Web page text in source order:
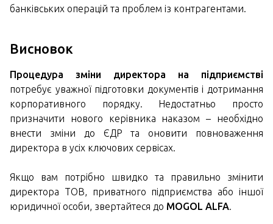
банківських операцій та проблем із контрагентами.
Висновок
Процедура зміни директора на підприємстві
потребує уважної підготовки документів і дотримання
корпоративного порядку. Недостатньо просто
призначити нового керівника наказом – необхідно
внести зміни до ЄДР та оновити повноваження
директора в усіх ключових сервісах.
Якщо вам потрібно швидко та правильно змінити
директора ТОВ, приватного підприємства або іншої
юридичної особи, звертайтеся до MOGOL ALFA.